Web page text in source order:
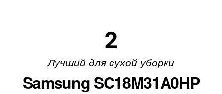
2
Лучший для сухой уборки
Samsung SC18M31A0HP